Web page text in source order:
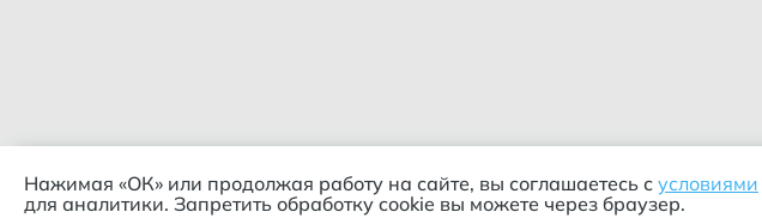
Нажимая «ОК» или продолжая работу на сайте, вы соглашаетесь с условиями
для аналитики. Запретить обработку cookie вы можете через браузер.